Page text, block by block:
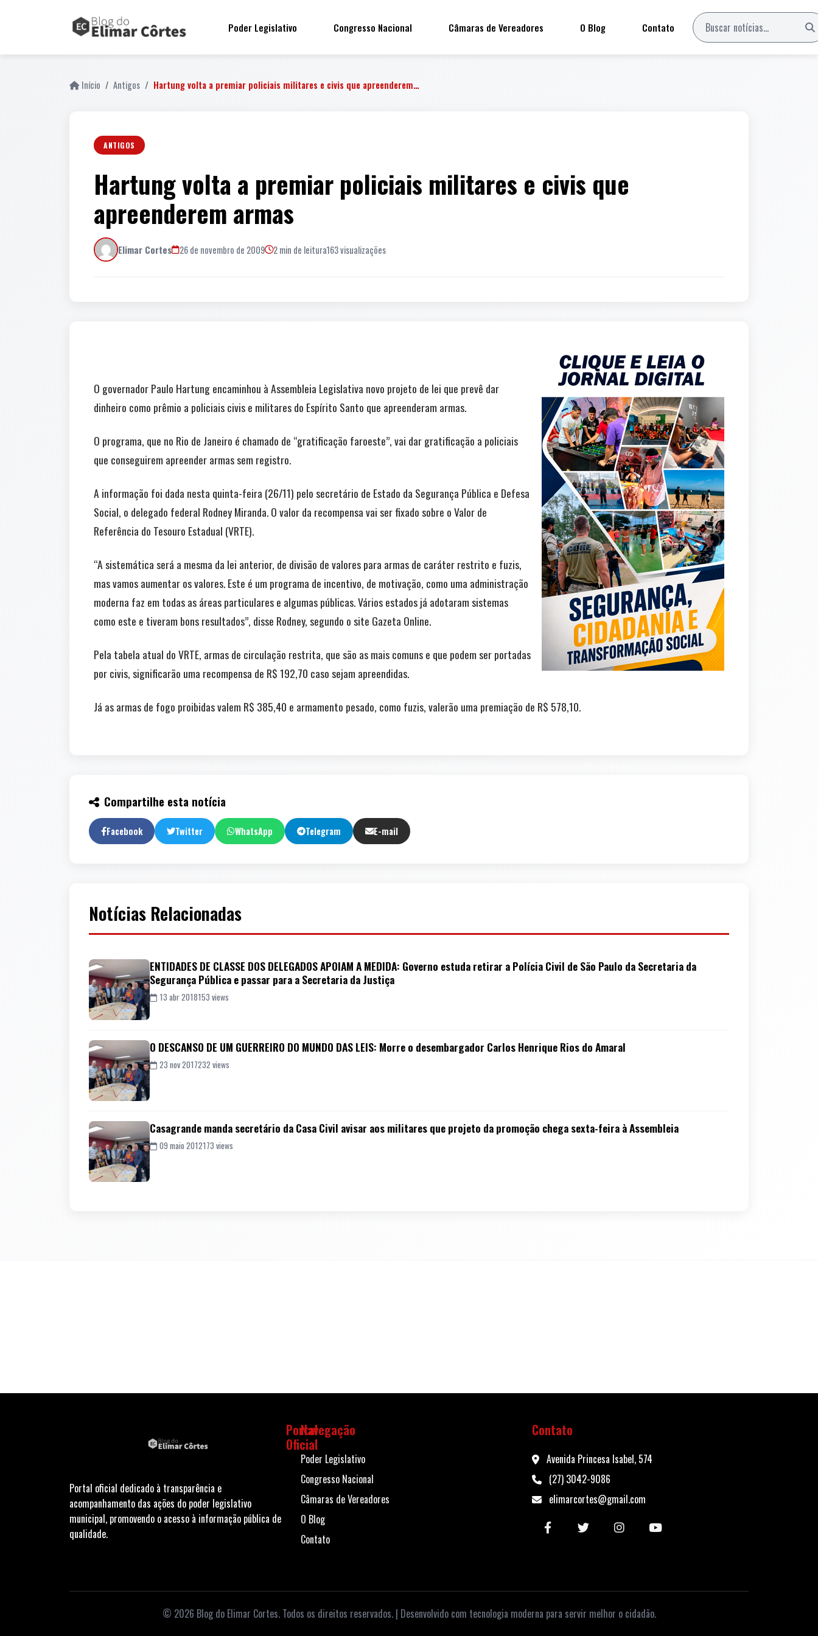
Poder Legislativo Congresso Nacional Câmaras de Vereadores O Blog Contato
Início Antigos Hartung volta a premiar policiais militares e civis que apreenderem…
ANTIGOS
Hartung volta a premiar policiais militares e civis que
apreenderem armas
Elimar Cortes 26 de novembro de 2009 2 min de leitura163 visualizações
O governador Paulo Hartung encaminhou à Assembleia Legislativa novo projeto de lei que prevê dar
dinheiro como prêmio a policiais civis e militares do Espírito Santo que apreenderam armas.
O programa, que no Rio de Janeiro é chamado de “gratificação faroeste”, vai dar gratificação a policiais
que conseguirem apreender armas sem registro.
A informação foi dada nesta quinta-feira (26/11) pelo secretário de Estado da Segurança Pública e Defesa
Social, o delegado federal Rodney Miranda. O valor da recompensa vai ser fixado sobre o Valor de
Referência do Tesouro Estadual (VRTE).
“A sistemática será a mesma da lei anterior, de divisão de valores para armas de caráter restrito e fuzis,
mas vamos aumentar os valores. Este é um programa de incentivo, de motivação, como uma administração
moderna faz em todas as áreas particulares e algumas públicas. Vários estados já adotaram sistemas
como este e tiveram bons resultados”, disse Rodney, segundo o site Gazeta Online.
Pela tabela atual do VRTE, armas de circulação restrita, que são as mais comuns e que podem ser portadas
por civis, significarão uma recompensa de R$ 192,70 caso sejam apreendidas.
Já as armas de fogo proibidas valem R$ 385,40 e armamento pesado, como fuzis, valerão uma premiação de R$ 578,10.
Compartilhe esta notícia
Facebook Twitter WhatsApp Telegram E-mail
Notícias Relacionadas
ENTIDADES DE CLASSE DOS DELEGADOS APOIAM A MEDIDA: Governo estuda retirar a Polícia Civil de São Paulo da Secretaria da
Segurança Pública e passar para a Secretaria da Justiça
13 abr 2018153 views
O DESCANSO DE UM GUERREIRO DO MUNDO DAS LEIS: Morre o desembargador Carlos Henrique Rios do Amaral
23 nov 2017232 views
Casagrande manda secretário da Casa Civil avisar aos militares que projeto da promoção chega sexta-feira à Assembleia
09 maio 2012173 views
Portal
Oficial
Portal oficial dedicado à transparência e
acompanhamento das ações do poder legislativo
municipal, promovendo o acesso à informação pública de
qualidade.
Navegação
Poder Legislativo
Congresso Nacional
Câmaras de Vereadores
O Blog
Contato
Contato
Avenida Princesa Isabel, 574
(27) 3042-9086
elimarcortes@gmail.com
© 2026 Blog do Elimar Cortes. Todos os direitos reservados. | Desenvolvido com tecnologia moderna para servir melhor o cidadão.